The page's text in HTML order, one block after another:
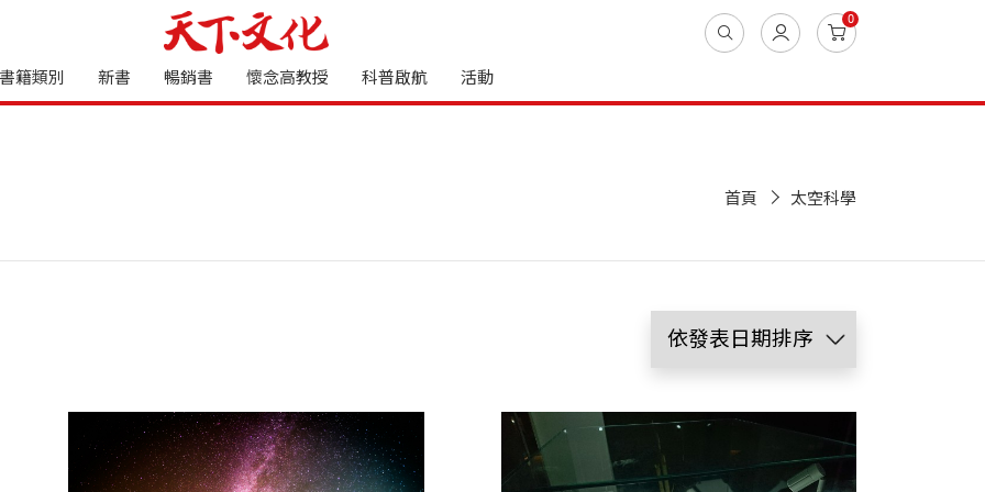
0
書籍類別 新書 暢銷書 懷念高教授 科普啟航 活動
首頁 太空科學